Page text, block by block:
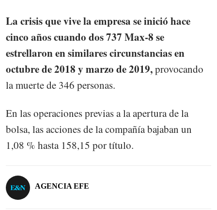
La crisis que vive la empresa se inició hace
cinco años cuando dos 737 Max-8 se
estrellaron en similares circunstancias en
octubre de 2018 y marzo de 2019,provocando
la muerte de 346 personas.
En las operaciones previas a la apertura de la
bolsa, las acciones de la compañía bajaban un
1,08 % hasta 158,15 por título.
AGENCIA EFE